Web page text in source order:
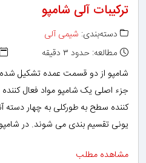
ترکیبات آلی شامپو
دسته‌بندی: شیمی آلی
مطالعه: حدود ۳ دقیقه
جزء اصلی یک شامپو مواد فعال
کننده سطح به طورکلی به چهار دسته
یونی تقسیم بندی می شوند. در
مشاهده مطلب